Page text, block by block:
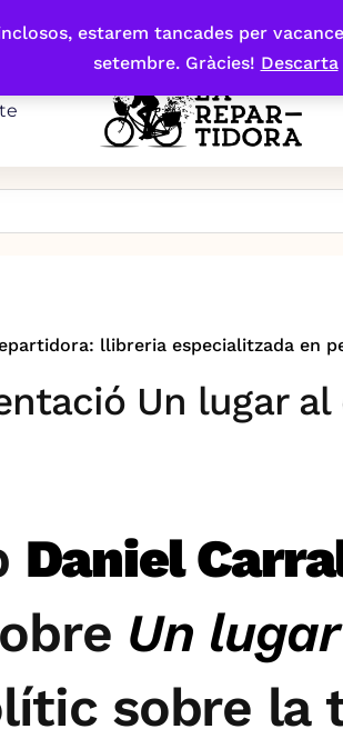
estarem tancades per
setembre. Gràcies! Descarta
llibreria especialitzada en
Un lugar
Daniel
Un
sobre la